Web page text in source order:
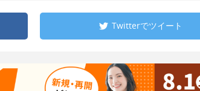
Twitterでツイート